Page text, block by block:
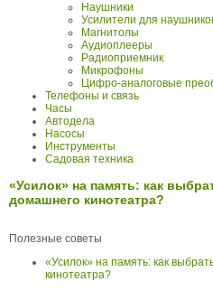
Наушники
Усилители для
Магнитолы
Аудиоплееры
Радиоприемник
Микрофоны
Цифро-аналоговые
Телефоны и связь
Часы
Автодела
Насосы
Инструменты
Садовая техника
«Усилок» на память: как
домашнего кинотеатра?
Полезные советы
«Усилок» на память: как
кинотеатра?